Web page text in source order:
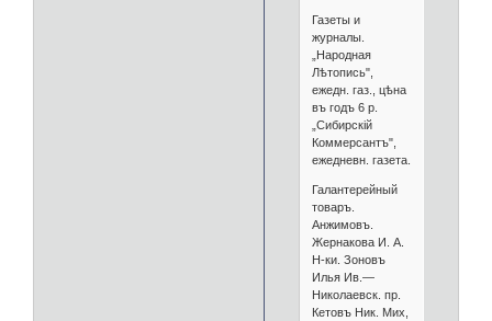
Газеты и
журналы.
„Народная
Лѣтопись",
ежедн. газ., цѣна
въ годъ 6 р.
„Сибирскій
Коммерсантъ",
ежедневн. газета.
Галантерейный
товаръ.
Анжимовъ.
Жернакова И. А.
Н-ки. Зоновъ
Илья Ив.—
Николаевск. пр.
Кетовъ Ник. Мих,